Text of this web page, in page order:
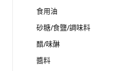
食用油
砂糖/食鹽/調味料
醋/味醂
醬料